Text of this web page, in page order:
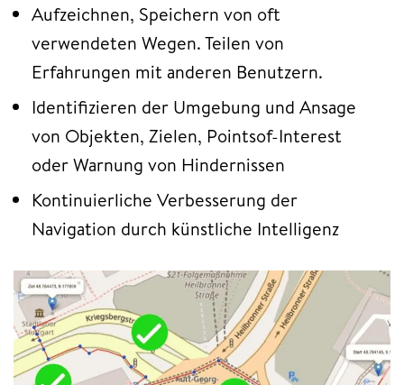
Aufzeichnen, Speichern von oft
verwendeten Wegen. Teilen von
Erfahrungen mit anderen Benutzern.
Identifizieren der Umgebung und Ansage
von Objekten, Zielen, Pointsof-Interest
oder Warnung von Hindernissen
Kontinuierliche Verbesserung der
Navigation durch künstliche Intelligenz